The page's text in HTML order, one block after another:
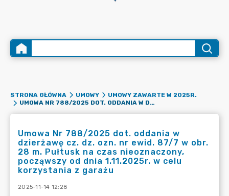
STRONA GŁÓWNA UMOWY
UMOWY ZAWARTE W 2025R.
UMOWA NR 788/2025 DOT. ODDANIA W DZIERŻAWĘ CZ. DZ. OZN. NR EWID. 87/7 W OBR. 28 M. PUŁTUSK NA CZAS NIEOZNACZONY, POCZĄWSZY OD DNIA 1.11.2025R. W CELU KORZYSTANIA Z GARAŻU
Umowa Nr 788/2025 dot. oddania w
dzierżawę cz. dz. ozn. nr ewid. 87/7 w obr.
28 m. Pułtusk na czas nieoznaczony,
począwszy od dnia 1.11.2025r. w celu
korzystania z garażu
2025-11-14 12:28